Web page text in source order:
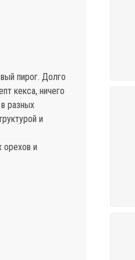
пирог. Долго
кекса, ничего
разных
и
орехов и